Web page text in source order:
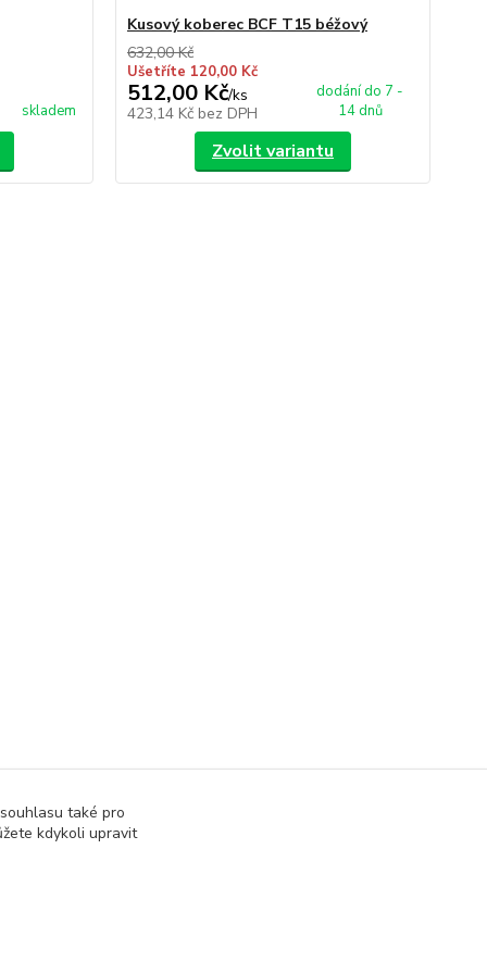
skladem
Kusový koberec BCF T15 béžový
632,00 Kč
Ušetříte 120,00 Kč
512,00 Kč/ks
423,14 Kč bez DPH
dodání do 7 -
14 dnů
Zvolit variantu
také pro
kdykoli upravit